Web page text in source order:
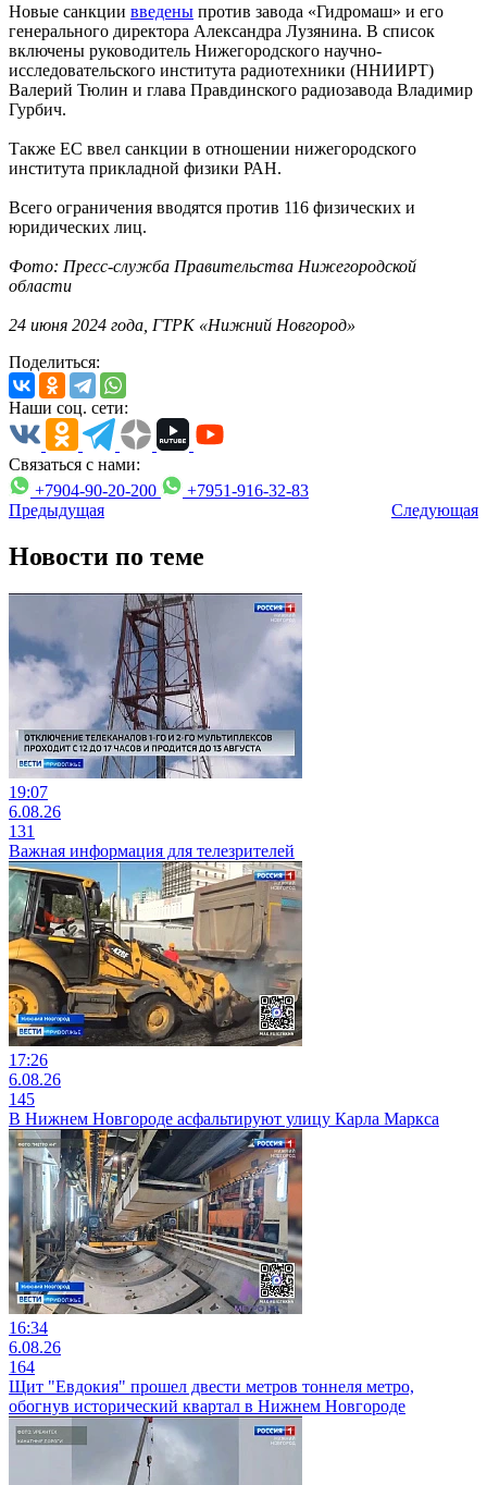
Новые санкции введены против завода «Гидромаш» и его
генерального директора Александра Лузянина. В список
включены руководитель Нижегородского научно-
исследовательского института радиотехники (ННИИРТ)
Валерий Тюлин и глава Правдинского радиозавода Владимир
Гурбич.
Также ЕС ввел санкции в отношении нижегородского
института прикладной физики РАН.
Всего ограничения вводятся против 116 физических и
юридических лиц.
Фото: Пресс-служба Правительства Нижегородской
области
24 июня 2024 года, ГТРК «Нижний Новгород»
Поделиться:
Наши соц. сети:
Связаться с нами:
+7904-90-20-200
+7951-916-32-83
Предыдущая
Следующая
Новости по теме
19:07
6.08.26
131
Важная информация для телезрителей
17:26
6.08.26
145
В Нижнем Новгороде асфальтируют улицу Карла Маркса
16:34
6.08.26
164
Щит "Евдокия" прошел двести метров тоннеля метро,
обогнув исторический квартал в Нижнем Новгороде